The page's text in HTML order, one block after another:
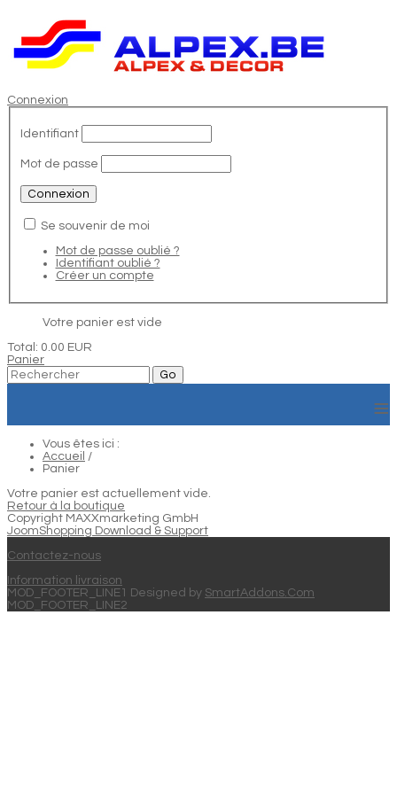
Connexion
Identifiant
Mot de passe
Se souvenir de moi
Mot de passe oublié ?
Identifiant oublié ?
Créer un compte
Votre panier est vide
Total: 0.00 EUR
Panier
≡
Vous êtes ici :
Accueil /
Panier
Votre panier est actuellement vide.
Retour à la boutique
Copyright MAXXmarketing GmbH
JoomShopping Download & Support
Contactez-nous
Information livraison
MOD_FOOTER_LINE1 Designed by SmartAddons.Com
MOD_FOOTER_LINE2